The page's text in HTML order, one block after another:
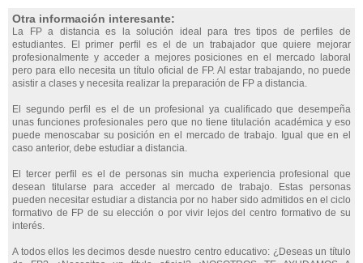
Otra información interesante:
La FP a distancia es la solución ideal para tres tipos de perfiles de
estudiantes. El primer perfil es el de un trabajador que quiere mejorar
profesionalmente y acceder a mejores posiciones en el mercado laboral
pero para ello necesita un título oficial de FP. Al estar trabajando, no puede
asistir a clases y necesita realizar la preparación de FP a distancia.
El segundo perfil es el de un profesional ya cualificado que desempeña
unas funciones profesionales pero que no tiene titulación académica y eso
puede menoscabar su posición en el mercado de trabajo. Igual que en el
caso anterior, debe estudiar a distancia.
El tercer perfil es el de personas sin mucha experiencia profesional que
desean titularse para acceder al mercado de trabajo. Estas personas
pueden necesitar estudiar a distancia por no haber sido admitidos en el ciclo
formativo de FP de su elección o por vivir lejos del centro formativo de su
interés.
A todos ellos les decimos desde nuestro centro educativo: ¿Deseas un título